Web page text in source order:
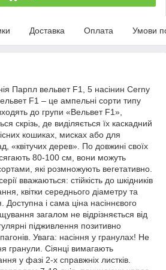
Доставка Оплата Умови
Парпл вельвет F1, 5 насінин Cerny
F1 – це ампельні сорти типу
до групи «Вельвет F1»,
скрізь, де виділяється їх каскадний
кошиках, мисках або для
«квітучих дерев». По довжині своїх
80-100 см, вони можуть
які розмножують вегетативно.
вважаються: стійкість до шкідників
квітки середнього діаметру та
Доступна і сама ціна насіннєвого
загалом не відрізняється від
підживлення позитивно
Увага: насіння у гранулах! Не
гранули. Сіянці вимагають
у фазі 2-х справжніх листків.